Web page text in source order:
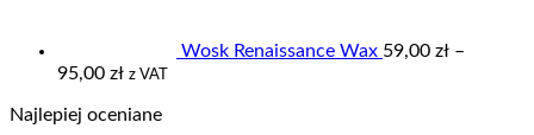
Wosk Renaissance Wax 59,00 zł –
95,00 złZakres
od
z VAT
Najlepiej oceniane